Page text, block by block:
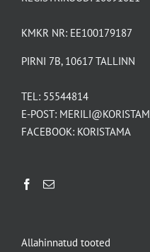
KMKR NR: EE100179187
PIRNI 7B, 10617 TALLINN
TEL: 55544814
E-POST:
FACEBOOK: KORISTAMA
Allahinnatud tooted